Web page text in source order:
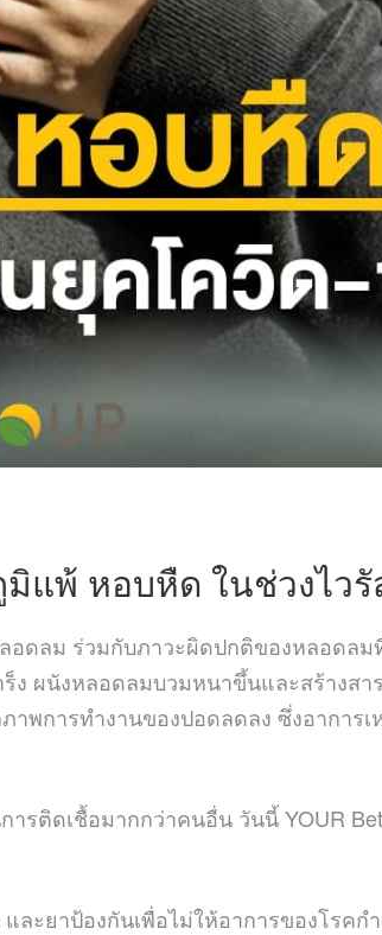
แพ้ หอบหืด ในช่วงไวรั
อดลม ร่วมกับภาวะผิดปกติของหลอดล
ง ผนังหลอดลมบวมหนาขึ้นและสร้างส
พการทำงานของปอดลดลง ซึ่งอาการ
ติดเชื้อมากกว่าคนอื่น วันนี้ YOUR
ะยาป้องกันเพื่อไม่ให้อาการของโรคก